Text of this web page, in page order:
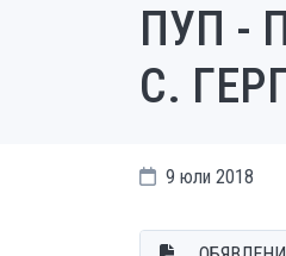
ПУП -
С.
9 юли 2018